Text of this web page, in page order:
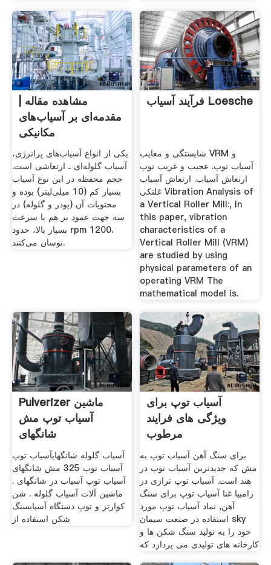
مشاهده مقاله |
مقدمه‌ای بر آسیاب‌های
مکانیکی
یکی از انواع آسیاب‌های پرانرژی،
آسیاب گلوله‌ای ـ ارتعاشی است.
حجم محفظه در این نوع آسیاب
بسیار کم (10 میلی‌لیتر) بوده و
محتویات آن (پودر و گلوله) در
سه جهت عمود بر هم با سرعت
بسیار بالا، حدود rpm 1200،
نوسان می‌کنند.
فرآیند آسیاب Loesche
شایستگی و معایب VRM و
آسیاب توپ. عجیب و غریب توپ
ارتعاش آسیاب. ارتعاش آسیاب
غلتکی Vibration Analysis of
a Vertical Roller Mill:, In
this paper, vibration
characteristics of a
Vertical Roller Mill (VRM)
are studied by using
physical parameters of an
operating VRM The
mathematical model is.
Pulverizer ماشین
آسیاب توپ مش
شانگهای
آسیاب گلوله شانگهایآسیاب توپ
آسیاب توپ 325 مش شانگهای
آسیاب توپ آسیاب در شانگهای .
ماشین آلات آسیاب گلوله . شن
کوارتز و توپ دستگاه آسیابسنگ
شکن استفاده از
آسیاب توپ برای
ویژگی های فرایند
مرطوب
برای سنگ آهن آسیاب توپ به
مش که جدیدترین آسیاب توپ در
هند است. آسیاب توپ ترازی در
زامبیا غنا آسیاب توپ برای سنگ
آهن, نماد آسیاب توپ مورد
استفاده در صنعت سیمان sky
خود را به تولید سنگ شکن ها و
کارخانه های تولیدی می پردازد که